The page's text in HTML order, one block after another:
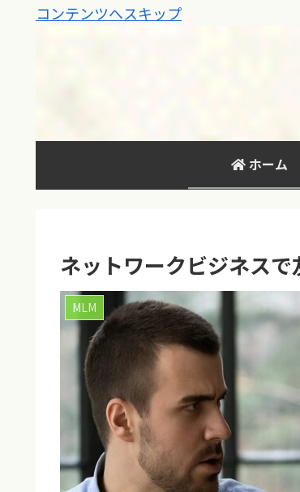
コンテンツへスキップ
ホーム
ネットワークビジネス
MLM